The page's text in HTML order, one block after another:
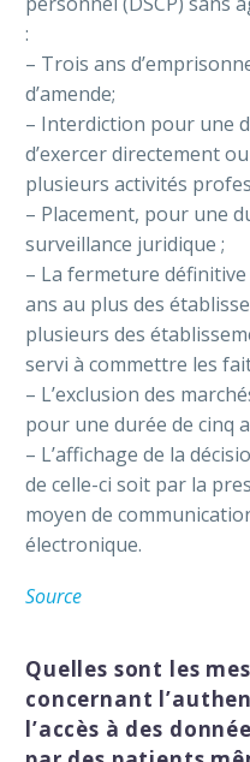
:
– Trois ans
d’amende;
– Interdiction pour une
d’exercer directement
plusieurs activités
– Placement, pour une
surveillance juridique ;
– La fermeture
ans au plus des
plusieurs des
servi à commettre les
– L’exclusion des
pour une durée de cinq
– L’affichage de la
de celle-ci soit par la
moyen de
électronique.
Source
Quelles sont les
concernant
l’accès à des